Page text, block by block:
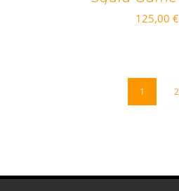
125,00 €
1 2